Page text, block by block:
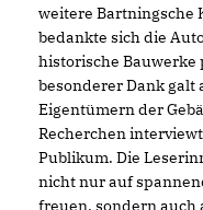
weitere Bartningsche
bedankte sich die
historische Bauwerke
besonderer Dank
Eigentümern der
Recherchen
Publikum. Die
nicht nur auf
freuen, sondern auch